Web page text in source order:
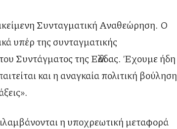
Συνταγματική Αναθεώρηση. Ο
υπέρ της συνταγματικής
Συντάγματος της Ελλάδας. Έχουμε ήδη
και η αναγκαία πολιτική βούληση
η υποχρεωτική μεταφορά